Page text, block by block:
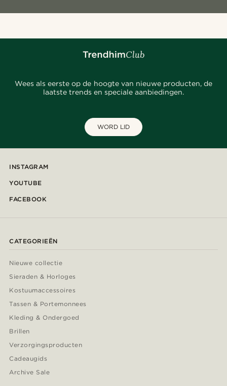
Wees als eerste op de hoogte van nieuwe producten, de
laatste trends en speciale aanbiedingen.
WORD LID
INSTAGRAM
YOUTUBE
FACEBOOK
CATEGORIEËN
Nieuwe collectie
Sieraden & Horloges
Kostuumaccessoires
Tassen & Portemonnees
Kleding & Ondergoed
Brillen
Verzorgingsproducten
Cadeaugids
Archive Sale